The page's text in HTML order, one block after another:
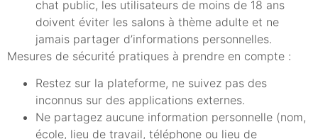
chat public, les utilisateurs de moins de 18 ans
doivent éviter les salons à thème adulte et ne
jamais partager d’informations personnelles.
Mesures de sécurité pratiques à prendre en compte :
Restez sur la plateforme, ne suivez pas des
inconnus sur des applications externes.
Ne partagez aucune information personnelle (nom,
école, lieu de travail, téléphone ou lieu de